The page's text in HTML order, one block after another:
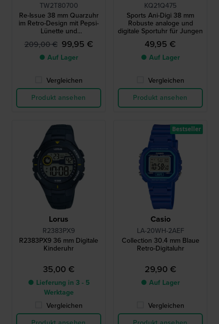
TW2T80700
Re-Issue 38 mm Quarzuhr
im Retro-Design mit Pepsi-
Lünette und
Wochentagsanzeige
209,00 € 99,95 €
● Auf Lager
Vergleichen
Produkt ansehen
KQ21Q475
Sports Ani-Digi 38 mm
Robuste analoge und
digitale Sportuhr für Jungen
49,95 €
● Auf Lager
Vergleichen
Produkt ansehen
Lorus
R2383PX9
R2383PX9 36 mm Digitale
Kinderuhr
35,00 €
● Lieferung in 3 - 5
Werktage
Vergleichen
Casio
LA-20WH-2AEF
Collection 30.4 mm Blaue
Retro-Digitaluhr
29,90 €
● Auf Lager
Vergleichen
Bestseller